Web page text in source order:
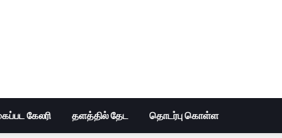
கேலரி தளத்தில் தேட தொடர்பு கொள்ள